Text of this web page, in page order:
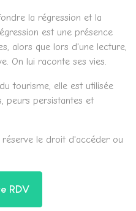
la régression et la
est une présence
alors que lors d'une lecture,
On lui raconte ses vies.
tourisme, elle est utilisée
peurs persistantes et
le droit d'accéder ou
RDV